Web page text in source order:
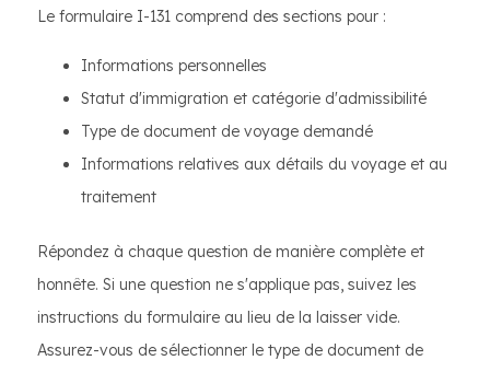
Le formulaire I-131 comprend des sections pour :
Informations personnelles
Statut d'immigration et catégorie d'admissibilité
Type de document de voyage demandé
Informations relatives aux détails du voyage et au
traitement
Répondez à chaque question de manière complète et
honnête. Si une question ne s'applique pas, suivez les
instructions du formulaire au lieu de la laisser vide.
Assurez-vous de sélectionner le type de document de